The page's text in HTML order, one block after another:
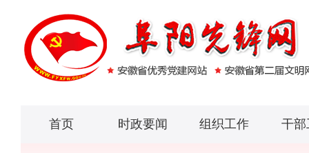
首页 时政要闻 组织工作 干部